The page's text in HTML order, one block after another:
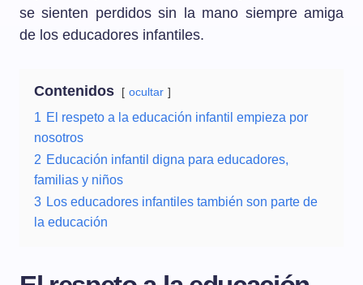
se sienten perdidos sin la mano siempre amiga
de los educadores infantiles.
Contenidos ocultar
1 El respeto a la educación infantil empieza por
nosotros
2 Educación infantil digna para educadores,
familias y niños
3 Los educadores infantiles también son parte de
la educación